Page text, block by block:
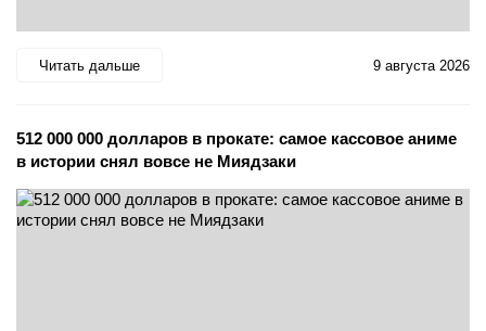
Читать дальше 9 августа 2026
512 000 000 долларов в прокате: самое кассовое аниме
в истории снял вовсе не Миядзаки